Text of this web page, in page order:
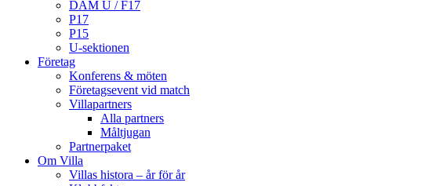
DAM U / F17
P17
P15
U-sektionen
Företag
Konferens & möten
Företagsevent vid match
Villapartners
Alla partners
Måltjugan
Partnerpaket
Om Villa
Villas histora – år för år